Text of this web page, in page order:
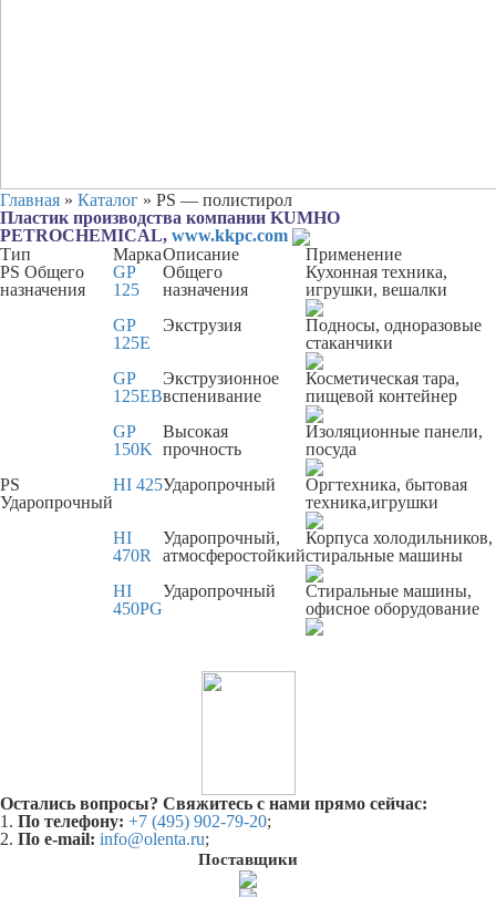
Главная » Каталог » PS — полистирол
Пластик производства компании KUMHO
PETROCHEMICAL, www.kkpc.com
Тип
МаркаОписание
Применение
PS Общего
назначения
GP
125
Общего
назначения
Кухонная техника,
игрушки, вешалки
GP
125E
Экструзия
Подносы, одноразовые
стаканчики
GP
125EB
Экструзионное
вспенивание
Косметическая тара,
пищевой контейнер
GP
150K
Высокая
прочность
Изоляционные панели,
посуда
PS
Ударопрочный
HI 425Ударопрочный
Оргтехника, бытовая
техника,игрушки
HI
470R
Ударопрочный,
атмосферостойкий
Корпуса холодильников,
стиральные машины
HI
450PG
Ударопрочный
Стиральные машины,
офисное оборудование
Остались вопросы? Свяжитесь с нами прямо сейчас:
1. По телефону: +7 (495) 902-79-20;
2. По e-mail: info@olenta.ru;
Поставщики